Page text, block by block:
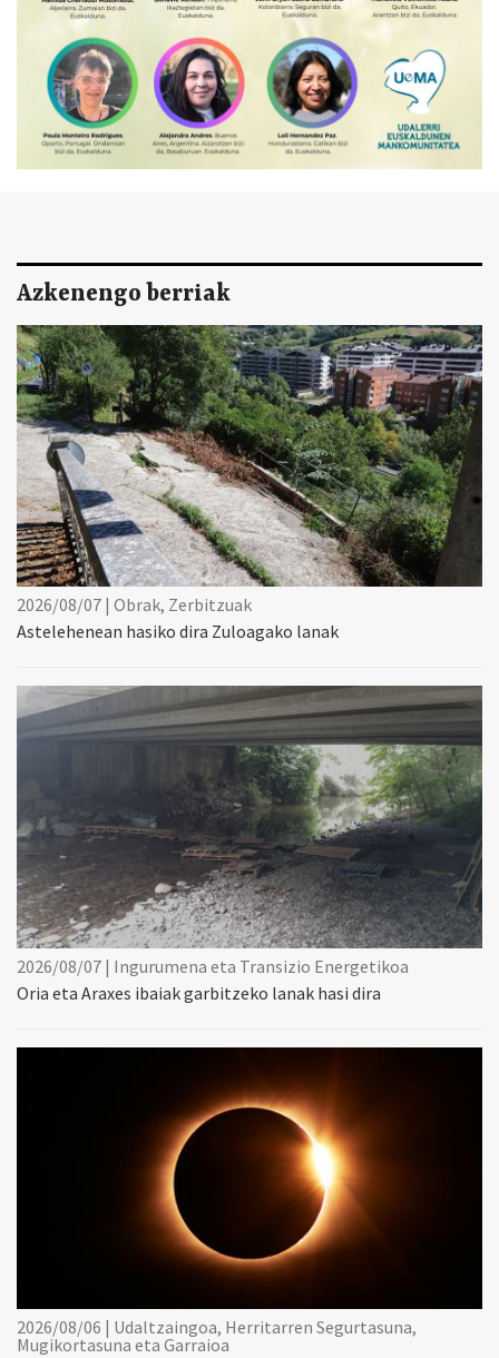
Azkenengo berriak
2026/08/07 | Obrak, Zerbitzuak
Astelehenean hasiko dira Zuloagako lanak
2026/08/07 | Ingurumena eta Transizio Energetikoa
Oria eta Araxes ibaiak garbitzeko lanak hasi dira
2026/08/06 | Udaltzaingoa, Herritarren Segurtasuna,
Mugikortasuna eta Garraioa